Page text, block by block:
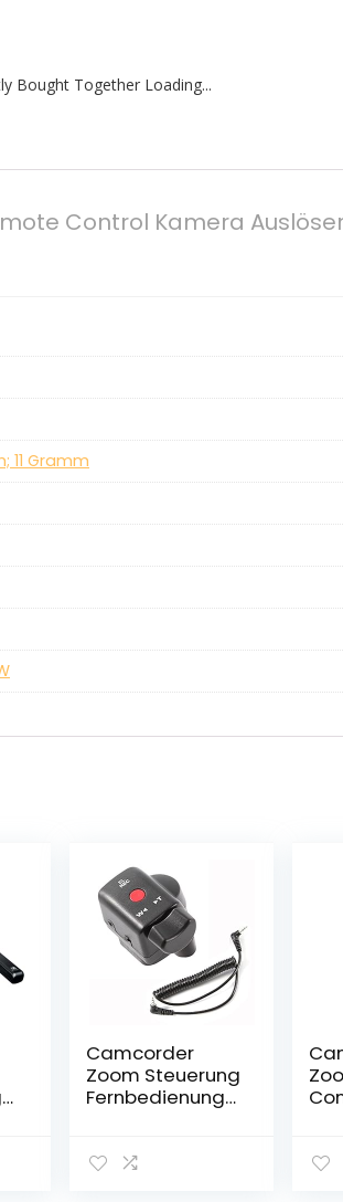
Bought Together Loading...
Control Kamera
11 Gramm
Camcorder
Zoom Steuerung
Fernbedienung
2,5mm
-